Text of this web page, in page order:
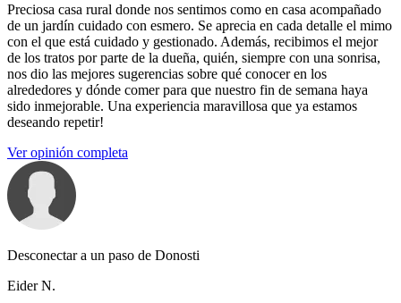
Preciosa casa rural donde nos sentimos como en casa acompañado
de un jardín cuidado con esmero. Se aprecia en cada detalle el mimo
con el que está cuidado y gestionado. Además, recibimos el mejor
de los tratos por parte de la dueña, quién, siempre con una sonrisa,
nos dio las mejores sugerencias sobre qué conocer en los
alrededores y dónde comer para que nuestro fin de semana haya
sido inmejorable. Una experiencia maravillosa que ya estamos
deseando repetir!
Ver opinión completa
Desconectar a un paso de Donosti
Eider N.